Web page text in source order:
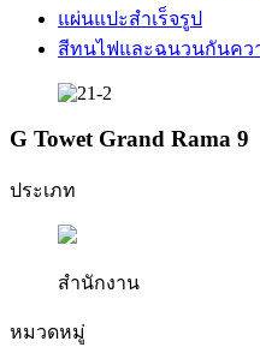
แผ่นแปะสำเร็จรูป
สีทนไฟและฉนวนกันคว
G Towet Grand Rama 9
ประเภท
สำนักงาน
หมวดหมู่